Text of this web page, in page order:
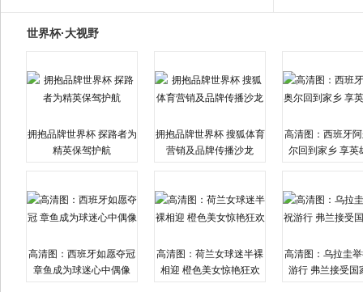
世界杯·大视野
拥抱品牌世界杯 探路者为
精英保驾护航
拥抱品牌世界杯 搜狐体育
营销及品牌传播沙龙
高清图：西班牙
尔回到家乡 享英
高清图：西班牙如愿夺冠
章鱼成为球迷心中偶像
高清图：荷兰女球迷半裸
相迎 橙色美女惊艳狂欢
高清图：乌拉圭
游行 弗兰接受国